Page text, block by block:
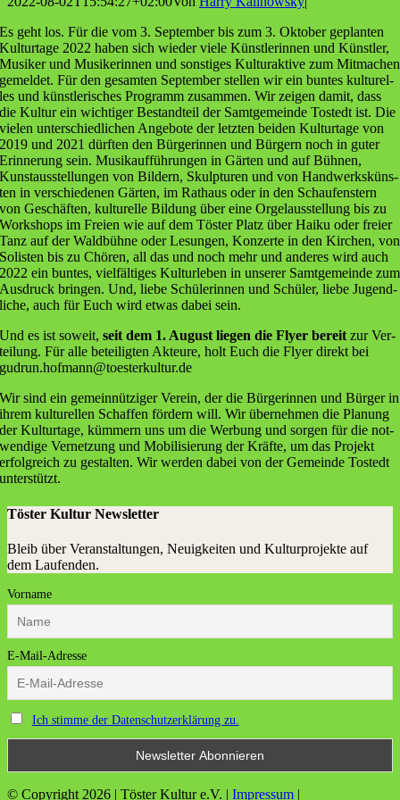
Es geht los. Für die vom 3. Sep­tem­ber bis zum 3. Okto­ber geplan­ten
Kul­tur­ta­ge 2022 haben sich wie­der vie­le Künst­le­rin­nen und Künst­ler,
Musi­ker und Musi­ke­rin­nen und sons­ti­ges Kul­tur­ak­ti­ve zum Mit­ma­chen
gemel­det. Für den gesam­ten Sep­tem­ber stel­len wir ein bun­tes kul­tu­rel­
les und künst­le­ri­sches Pro­gramm zusam­men. Wir zei­gen damit, dass
die Kul­tur ein wich­ti­ger Bestand­teil der Samt­ge­mein­de Tostedt ist. Die
vie­len unter­schied­li­chen Ange­bo­te der letz­ten bei­den Kul­tur­ta­ge von
2019 und 2021 dürf­ten den Bür­ge­rin­nen und Bür­gern noch in guter
Erin­ne­rung sein. Musik­auf­füh­run­gen in Gär­ten und auf Büh­nen,
Kunst­aus­stel­lun­gen von Bil­dern, Skulp­tu­ren und von Hand­werks­küns­
ten in ver­schie­de­nen Gär­ten, im Rat­haus oder in den Schau­fens­tern
von Geschäf­ten, kul­tu­rel­le Bil­dung über eine Orgel­aus­stel­lung bis zu
Work­shops im Frei­en wie auf dem Tös­ter Platz über Hai­ku oder frei­er
Tanz auf der Wald­büh­ne oder Lesun­gen, Kon­zer­te in den Kir­chen, von
Solis­ten bis zu Chö­ren, all das und noch mehr und ande­res wird auch
2022 ein bun­tes, viel­fäl­ti­ges Kul­tur­le­ben in unse­rer Samt­ge­mein­de zum
Aus­druck brin­gen. Und, lie­be Schü­le­rin­nen und Schü­ler, lie­be Jugend­
li­che, auch für Euch wird etwas dabei sein.
Und es ist soweit,seit dem 1. August lie­gen die Fly­er bereitzur Ver­
tei­lung. Für alle betei­lig­ten Akteu­re, holt Euch die Fly­er direkt bei
gudrun.hofmann@toesterkultur.de
Wir sind ein gemein­nüt­zi­ger Ver­ein, der die Bür­ge­rin­nen und Bür­ger in
ihrem kul­tu­rel­len Schaf­fen för­dern will. Wir über­neh­men die Pla­nung
der Kul­tur­ta­ge, küm­mern uns um die Wer­bung und sor­gen für die not­
wen­di­ge Ver­net­zung und Mobi­li­sie­rung der Kräf­te, um das Pro­jekt
erfolg­reich zu gestal­ten. Wir wer­den dabei von der Gemein­de Tostedt
unterstützt.
Töster Kultur Newsletter
Bleib über Veranstaltungen, Neuigkeiten und Kulturprojekte auf
dem Laufenden.
Vorname
E-Mail-Adresse
Ich stimme der Datenschutzerklärung zu.
© Copyright 2026 | Töster Kultur e.V. | Impressum |